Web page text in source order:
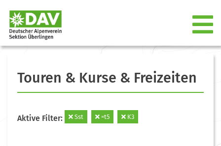
Touren & Kurse & Freizeiten
Aktive Filter: Sst =t5 K3